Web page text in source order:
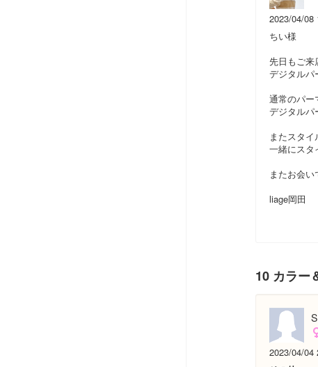
2023/04/08
ちい様
先日もご来
デジタルパ
通常のパー
デジタルパ
またスタ
一緒にスタ
またお会い
liage岡田
10 カラー
2023/04/04